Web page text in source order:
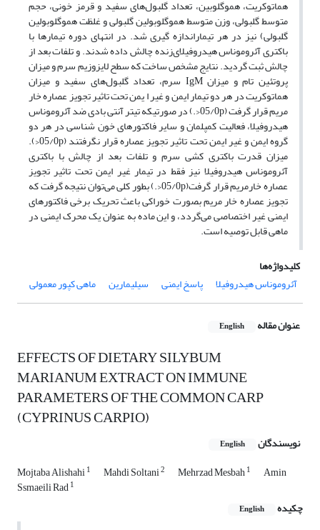
هماتوکریت، هموگلوبین، تعداد گلبول‌های سفید و قرمز خونی، حجم
متوسط گلبولی، وزن متوسط هموگلوبولین گلبولی و غلظت هموگلوبولین
گلبولی) نیز در هر تیماراندازه گیری شد. در انتهای دوره تیمارها با
باکتری آئروموناس هیدروفیلای‌‌زنده چالش داده شدند. و تلفات بعد از
چالش ثبت گردید. نتایج مشخص ساخت که سطح لایزوزیم سرم و میزان
پروتئین تام و میزان IgM سرم، تعداد گلبول‌های سفید و میزان
هماتوکریت در هر دو تیمار ایمن و غیر ا‌ یمن تحت تاثیر تجویز عصاره خار
مریم قرار گرفت (05/0‌p<‌.) در صورتیکه تیتر آنتی بادی ضد آئروموناس
هیدروفیلا، فعالیت کمپلمان و سایر فاکتورهای خون شناسی در هر دو
گروه ایمن و غیر ایمن تحت تاثیر تجویز عصاره قرار نگرفتند (05/0‌p<‌)‌.
میزان قدرت باکتری کشی سرم و تلفات بعد از چالش با باکتری
آئروموناس هیدروفیلا نیز فقط در تیمار غیر ایمن تحت تاثیر تجویز
عصاره خارمریم قرار گرفت(05/0‌p<‌.) بطور کلی می‌توان نتیجه گرفت که
تجویز عصاره خار مریم بصورت خوراکی باعث تحریک برخی فاکتورهای
ایمنی غیر اختصاصی می‌گردد، و این ماده به عنوان یک محرک ایمنی در
ماهی قابل توصیه است.
کلیدواژه‌ها
آئروموناس هیدروفیلا
پاسخ ایمنی ‌سیلیمارین ماهی کپور معمولی
عنوان مقاله English
EFFECTS OF DIETARY SILYBUM
MARIANUM EXTRACT ON IMMUNE
PARAMETERS OF THE COMMON CARP
(CYPRINUS CARPIO)
نویسندگان English
Mojtaba Alishahi1 Mahdi Soltani2 Mehrzad Mesbah1 Amin
Ssmaeili Rad1
چکیده English